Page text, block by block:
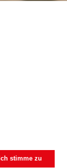
Ich stimme zu